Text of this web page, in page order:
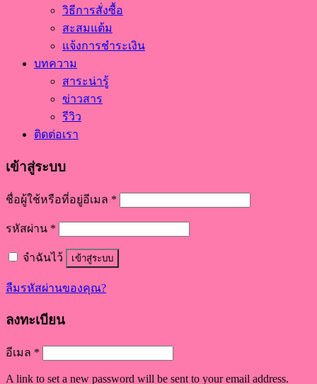
วิธีการสั่งซื้อ
สะสมแต้ม
แจ้งการชำระเงิน
บทความ
สาระน่ารู้
ข่าวสาร
รีวิว
ติดต่อเรา
เข้าสู่ระบบ
ชื่อผู้ใช้หรือที่อยู่อีเมล *
รหัสผ่าน *
จำฉันไว้ เข้าสู่ระบบ
ลืมรหัสผ่านของคุณ?
ลงทะเบียน
อีเมล *
A link to set a new password will be sent to your email address.